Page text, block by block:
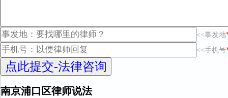
<<事发地
<<手机号
南京浦口区律师说法